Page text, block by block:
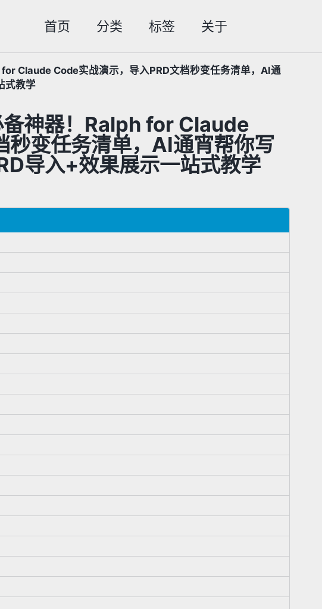
首页 分类 标签 关于
Claude Code实战演示，导入PRD文档秒变任务清单，AI通
式教学
神器！Ralph for Claude
变任务清单，AI通宵帮你写
导入+效果展示一站式教学